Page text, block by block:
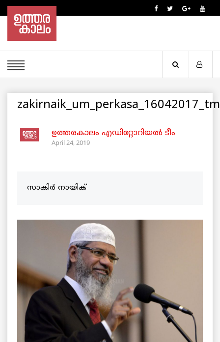
ഉത്തരകാലം എഡിറ്റോറിയല്‍ ടീം
April 24, 2019
സാകിർ നായിക്